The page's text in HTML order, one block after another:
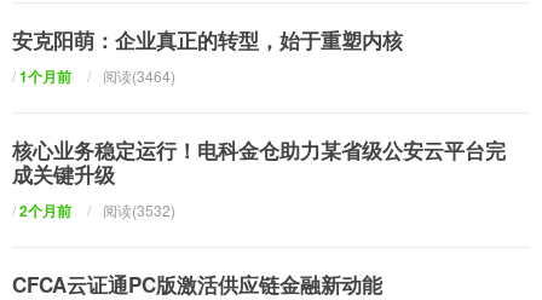
安克阳萌：企业真正的转型，始于重塑内核
/1个月前 / 阅读(3464)
核心业务稳定运行！电科金仓助力某省级公安云平台完
成关键升级
/2个月前 / 阅读(3532)
CFCA云证通PC版激活供应链金融新动能